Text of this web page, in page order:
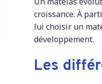
croissance. À
lui choisir un
développement.
Les